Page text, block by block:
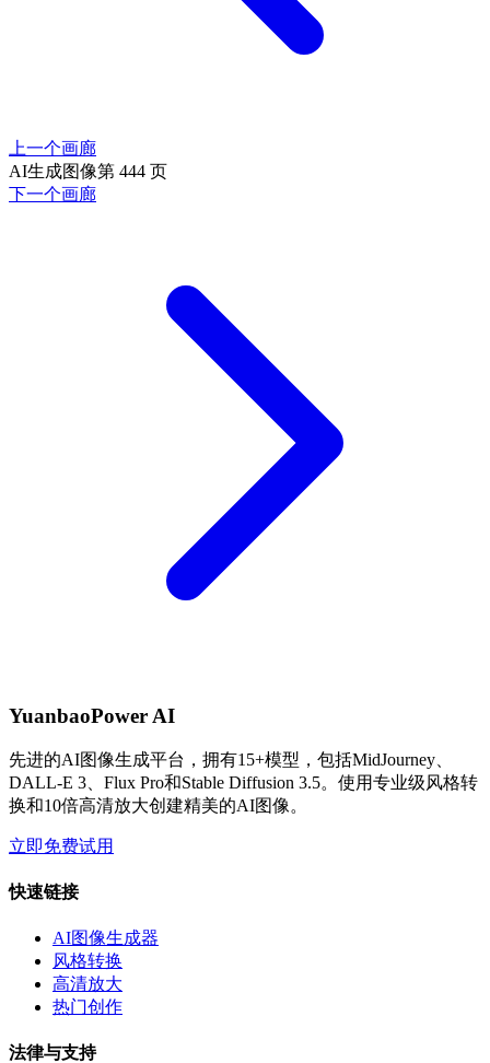
上一个画廊
AI生成图像第 444 页
下一个画廊
YuanbaoPower AI
先进的AI图像生成平台，拥有15+模型，包括MidJourney、
DALL-E 3、Flux Pro和Stable Diffusion 3.5。使用专业级风格转
换和10倍高清放大创建精美的AI图像。
立即免费试用
快速链接
AI图像生成器
风格转换
高清放大
热门创作
法律与支持